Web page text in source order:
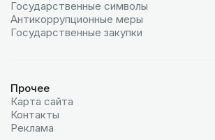
Государственные символы
Антикоррупционные меры
Государственные закупки
Прочее
Карта сайта
Контакты
Реклама